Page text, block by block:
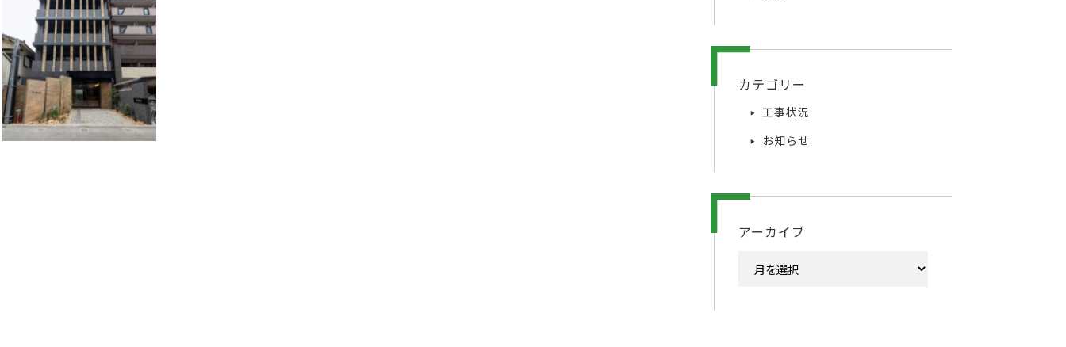
カテゴリー
工事状況
お知らせ
アーカイブ